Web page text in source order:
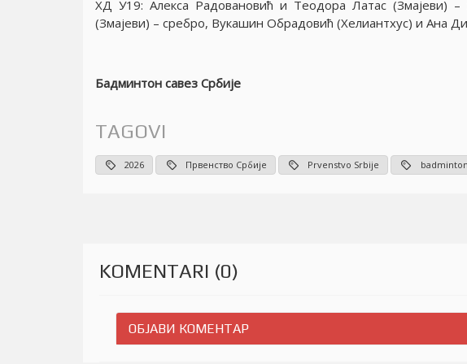
XД У19: Алекса Радовановић и Теодора Латас (Змаjеви)
(Змаjеви) – сребро, Вукашин Обрадовић (Хелиантхус) и Ана
Бадминтон савез Србиjе
TAGOVI
2026 Првенство Србије Prvenstvo Srbije badminton
KOMENTARI (0)
ОБЈАВИ КОМЕНТАР